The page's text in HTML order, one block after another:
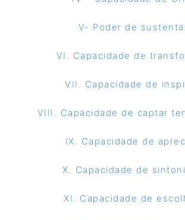
V- Poder de
VI. Capacidade de
VII. Capacidade de
VIII. Capacidade de captar
IX. Capacidade de
X. Capacidade de
XI. Capacidade de